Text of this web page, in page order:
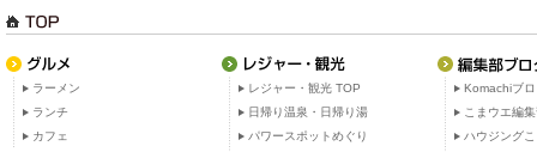
ラーメン
ランチ
カフェ
レジャー・観光 TOP
日帰り温泉・日帰り湯
パワースポットめぐり
Komachiブ
こまウエ編
ハウジング